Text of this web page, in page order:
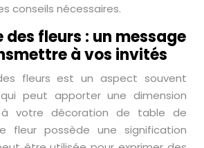
conseils nécessaires.
fleurs : un message
à vos invités
fleurs est un aspect souvent
peut apporter une dimension
à votre décoration de table de
fleur possède une signification